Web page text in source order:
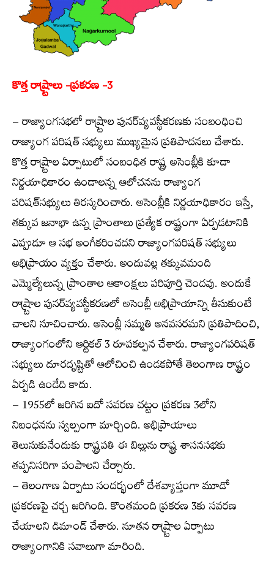
కొత్త రాష్ర్టాలు -ప్రకరణ -3
– రాజ్యాంగసభలో రాష్ర్టాల పునర్‌వ్యవస్థీకరణకు సంబంధించి
రాజ్యాంగ పరిషత్ సభ్యులు ముఖ్యమైన ప్రతిపాదనలు చేశారు.
కొత్త రాష్ర్టాల ఏర్పాటులో సంబంధిత రాష్ట్ర అసెంబ్లీకి కూడా
నిర్ణయాధికారం ఉండాలన్న ఆలోచనను రాజ్యాంగ
పరిషత్‌సభ్యులు తిరస్కరించారు. అసెంబ్లీకి నిర్ణయాధికారం ఇస్తే,
తక్కువ జనాభా ఉన్న ప్రాంతాలు ప్రత్యేక రాష్ట్రంగా ఏర్పడటానికి
ఎప్పుడూ ఆ సభ అంగీకరించదని రాజ్యాంగపరిషత్ సభ్యులు
అభిప్రాయం వ్యక్తం చేశారు. అందువల్ల తక్కువమంది
ఎమ్మెల్యేలున్న ప్రాంతాల ఆకాంక్షలు పరిపూర్తి చెందవు. అందుకే
రాష్ర్టాల పునర్‌వ్యవస్థీకరణలో అసెంబ్లీ అభిప్రాయాన్ని తీసుకుంటే
చాలని సూచించారు. అసెంబ్లీ సమ్మతి అనవసరమని ప్రతిపాదించి,
రాజ్యాంగంలోని ఆర్టికల్ 3 రూపకల్పన చేశారు. రాజ్యాంగపరిషత్
సభ్యులు దూరదృష్టితో ఆలోచించి ఉండకపోతే తెలంగాణ రాష్ట్రం
ఏర్పడి ఉండేది కాదు.
– 1955లో జరిగిన ఐదో సవరణ చట్టం ప్రకరణ 3లోని
నిబంధనను స్వల్పంగా మార్చింది. అభిప్రాయాలు
తెలుసుకునేందుకు రాష్ట్రపతి ఈ బిల్లును రాష్ట్ర శాసనసభకు
తప్పనిసరిగా పంపాలని చేర్చారు.
– తెలంగాణ ఏర్పాటు సందర్భంలో దేశవ్యాప్తంగా మూడో
ప్రకరణపై చర్చ జరిగింది. కొంతమంది ప్రకరణ 3కు సవరణ
చేయాలని డిమాండ్ చేశారు. నూతన రాష్ర్టాల ఏర్పాటు
రాజ్యాంగానికి సవాలుగా మారింది.